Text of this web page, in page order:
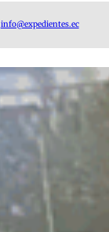
info@expedientes.ec